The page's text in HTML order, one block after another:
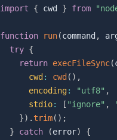
import
{ cwd } from
function run(command ,
try {
return execFileSync(
cwd : cwd ( ) ,
encoding: "utf8" ,
stdio: [ "ignore" ,
}) . trim( ) ;
}
catch (error)
{